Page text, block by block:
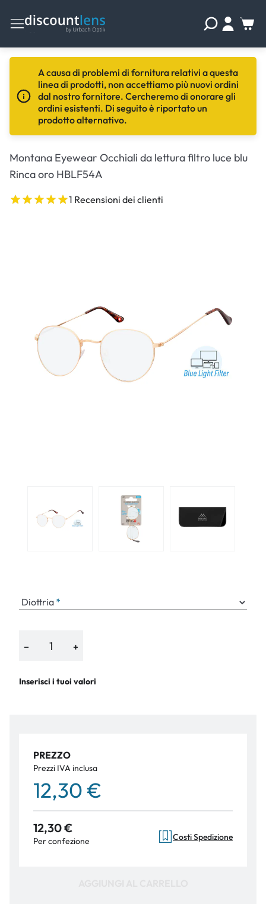
A causa di problemi di fornitura relativi a questa
linea di prodotti, non accettiamo più nuovi ordini
dal nostro fornitore. Cercheremo di onorare gli
ordini esistenti. Di seguito è riportato un
prodotto alternativo.
Montana Eyewear Occhiali da lettura filtro luce blu
Rinca oro HBLF54A
1 Recensioni dei clienti
Diottria
− +
Inserisci i tuoi valori
PREZZO
Prezzi IVA inclusa
12,30 €
12,30 €
Per confezione Costi Spedizione